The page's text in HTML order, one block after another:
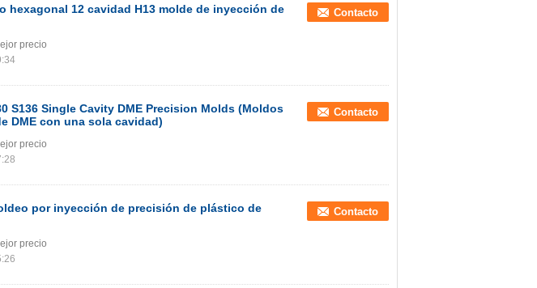
hexagonal 12 cavidad H13 molde de inyección de
Contacto
precio
S136 Single Cavity DME Precision Molds (Moldos
DME con una sola cavidad)
Contacto
precio
por inyección de precisión de plástico de
Contacto
precio